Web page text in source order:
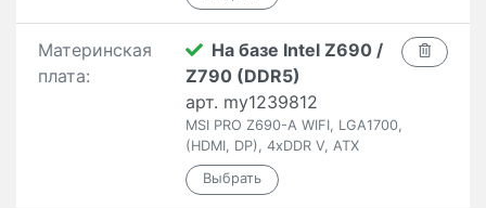
Материнская
плата:
На базе Intel Z690 /
Z790 (DDR5)
арт. my1239812
MSI PRO Z690-A WIFI, LGA1700,
(HDMI, DP), 4xDDR V, ATX